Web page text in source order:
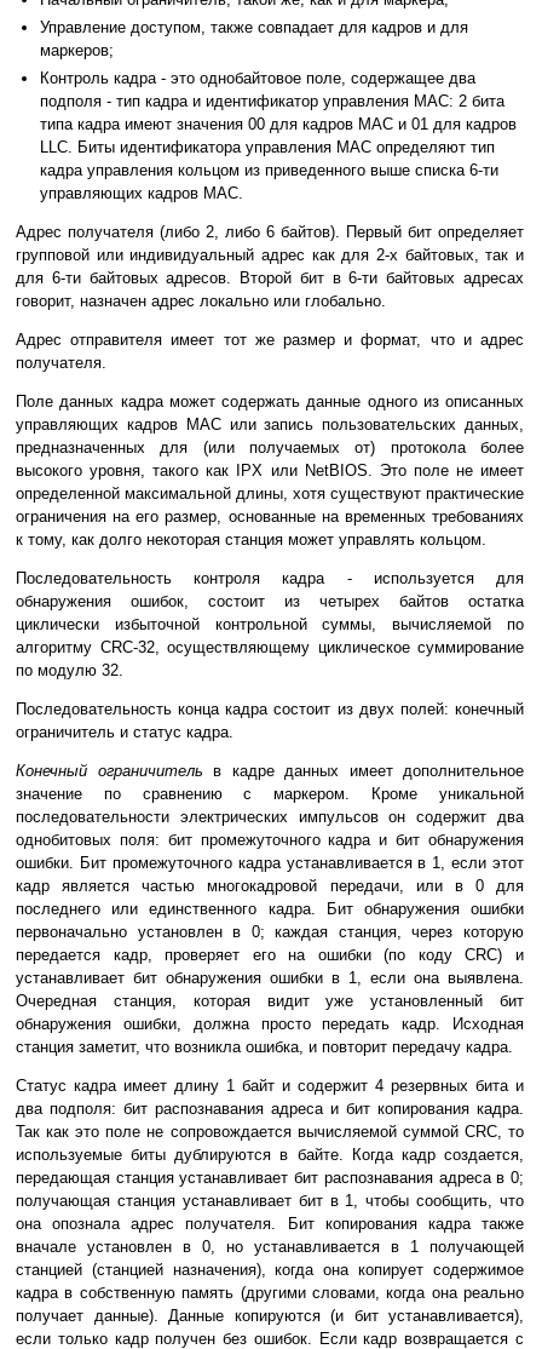
Управление доступом, также совпадает для кадров и для
маркеров;
Контроль кадра - это однобайтовое поле, содержащее два
подполя - тип кадра и идентификатор управления MAC: 2 бита
типа кадра имеют значения 00 для кадров MAC и 01 для кадров
LLC. Биты идентификатора управления MAC определяют тип
кадра управления кольцом из приведенного выше списка 6-ти
управляющих кадров MAC.
Адрес получателя (либо 2, либо 6 байтов). Первый бит определяет
групповой или индивидуальный адрес как для 2-х байтовых, так и
для 6-ти байтовых адресов. Второй бит в 6-ти байтовых адресах
говорит, назначен адрес локально или глобально.
Адрес отправителя имеет тот же размер и формат, что и адрес
получателя.
Поле данных кадра может содержать данные одного из описанных
управляющих кадров MAC или запись пользовательских данных,
предназначенных для (или получаемых от) протокола более
высокого уровня, такого как IPX или NetBIOS. Это поле не имеет
определенной максимальной длины, хотя существуют практические
ограничения на его размер, основанные на временных требованиях
к тому, как долго некоторая станция может управлять кольцом.
Последовательность контроля кадра - используется для
обнаружения ошибок, состоит из четырех байтов остатка
циклически избыточной контрольной суммы, вычисляемой по
алгоритму CRC-32, осуществляющему циклическое суммирование
по модулю 32.
Последовательность конца кадра состоит из двух полей: конечный
ограничитель и статус кадра.
Конечный ограничитель в кадре данных имеет дополнительное
значение по сравнению с маркером. Кроме уникальной
последовательности электрических импульсов он содержит два
однобитовых поля: бит промежуточного кадра и бит обнаружения
ошибки. Бит промежуточного кадра устанавливается в 1, если этот
кадр является частью многокадровой передачи, или в 0 для
последнего или единственного кадра. Бит обнаружения ошибки
первоначально установлен в 0; каждая станция, через которую
передается кадр, проверяет его на ошибки (по коду CRC) и
устанавливает бит обнаружения ошибки в 1, если она выявлена.
Очередная станция, которая видит уже установленный бит
обнаружения ошибки, должна просто передать кадр. Исходная
станция заметит, что возникла ошибка, и повторит передачу кадра.
Статус кадра имеет длину 1 байт и содержит 4 резервных бита и
два подполя: бит распознавания адреса и бит копирования кадра.
Так как это поле не сопровождается вычисляемой суммой CRC, то
используемые биты дублируются в байте. Когда кадр создается,
передающая станция устанавливает бит распознавания адреса в 0;
получающая станция устанавливает бит в 1, чтобы сообщить, что
она опознала адрес получателя. Бит копирования кадра также
вначале установлен в 0, но устанавливается в 1 получающей
станцией (станцией назначения), когда она копирует содержимое
кадра в собственную память (другими словами, когда она реально
получает данные). Данные копируются (и бит устанавливается),
если только кадр получен без ошибок. Если кадр возвращается с